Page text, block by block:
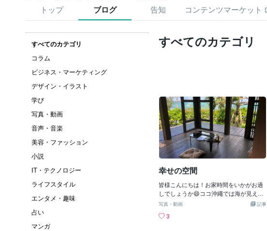
トップ ブログ 告知 コンテンツマーケット
すべてのカテゴリ
コラム
ビジネス・マーケティング
デザイン・イラスト
学び
写真・動画
音声・音楽
美容・ファッション
小説
IT・テクノロジー
ライフスタイル
エンタメ・趣味
占い
マンガ
すべてのカテゴリ
幸せの空間
皆様こんにちは！お家時間をいかがお過
しでしょうか😄ココ沖繩では海が見える
古民家でゆっくり三線を奏で、今を過し
に海の音と蝉の声が聞こえ 植物たちは
記事
写真・動画
3